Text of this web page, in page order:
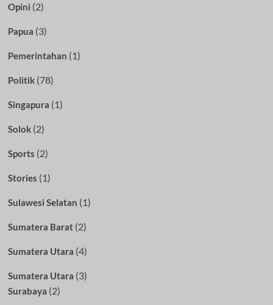
Opini (2)
Papua (3)
Pemerintahan (1)
Politik(78)
Singapura (1)
Solok(2)
Sports (2)
Stories (1)
Sulawesi Selatan (1)
Sumatera Barat(2)
Sumatera Utara (4)
Sumatera Utara (3)
Surabaya (2)